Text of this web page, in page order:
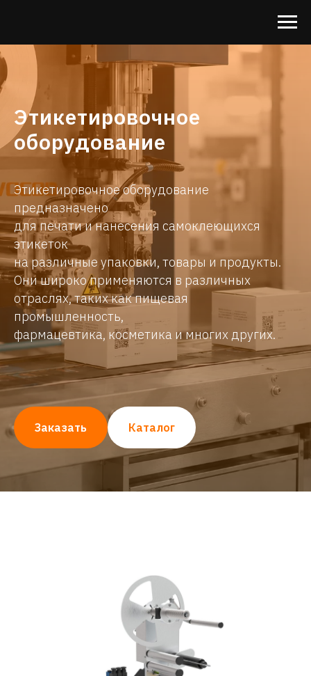
Этикетировочное
оборудование
Этикетировочное оборудование
предназначено
для печати и нанесения самоклеющихся
этикеток
на различные упаковки, товары и продукты.
Они широко применяются в различных
отраслях, таких как пищевая
промышленность,
фармацевтика, косметика и многих других.
Заказать Каталог